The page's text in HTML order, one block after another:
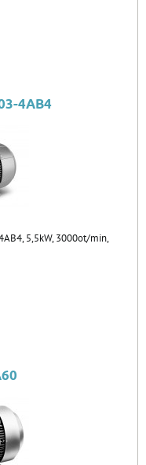
4AB4
5,5kW, 3000ot/min,